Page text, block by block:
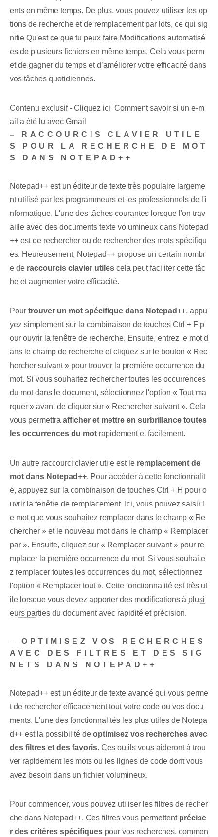
ents en même temps. De plus, vous pouvez utiliser les op
tions de recherche et de remplacement par lots, ce qui sig
nifie Qu'est ce que tu peux faire Modifications automatisé
es de plusieurs fichiers en même temps. Cela vous perm
et de gagner du temps et d’améliorer votre efficacité dans
vos tâches quotidiennes.
Contenu exclusif - Cliquez ici Comment savoir si un e-m
ail a été lu avec Gmail
– RACCOURCIS CLAVIER UTILE
S POUR LA RECHERCHE DE MOT
S DANS NOTEPAD++
Notepad++ est un éditeur de texte très populaire largeme
nt utilisé par les programmeurs et les professionnels de l'i
nformatique. L'une des tâches courantes lorsque l'on trav
aille avec des documents texte volumineux dans Notepad
++ est de rechercher ou de rechercher des mots spécifiqu
es. Heureusement, Notepad++ propose un certain nombr
e de raccourcis clavier utiles cela peut faciliter cette tâc
he et augmenter votre efficacité.
Pour trouver un mot spécifique dans Notepad++, appu
yez simplement sur la combinaison de touches Ctrl + F p
our ouvrir la fenêtre de recherche. Ensuite, entrez le mot d
ans le champ de recherche et cliquez sur le bouton « Rec
hercher suivant » pour trouver la première occurrence du
mot. Si vous souhaitez rechercher toutes les occurrences
du mot dans le document, sélectionnez l'option « Tout ma
rquer » avant de cliquer sur « Rechercher suivant ». Cela
vous permettra afficher et mettre en surbrillance toutes
les occurrences du mot rapidement et facilement.
Un autre raccourci clavier utile est le remplacement de
mot dans Notepad++. Pour accéder à cette fonctionnalit
é, appuyez sur la combinaison de touches Ctrl + H pour o
uvrir la fenêtre de remplacement. Ici, vous pouvez saisir l
e mot que vous souhaitez remplacer dans le champ « Re
chercher » et le nouveau mot dans le champ « Remplacer
par ». Ensuite, cliquez sur « Remplacer suivant » pour re
mplacer la première occurrence du mot. Si vous souhaite
z remplacer toutes les occurrences du mot, sélectionnez
l'option « Remplacer tout ». Cette fonctionnalité est très ut
ile lorsque vous devez apporter des modifications à plusi
eurs parties du document avec rapidité et précision.
– OPTIMISEZ VOS RECHERCHES
AVEC DES FILTRES ET DES SIG
NETS DANS NOTEPAD++
Notepad++ est un éditeur de texte avancé qui vous perme
t de rechercher efficacement tout votre code ou vos docu
ments. L'une des fonctionnalités les plus utiles de Notepa
d++ est la possibilité de optimisez vos recherches avec
des filtres et des favoris. Ces outils vous aideront à trou
ver rapidement les mots ou les lignes de code dont vous
avez besoin dans un fichier volumineux.
Pour commencer, vous pouvez utiliser les filtres de recher
che dans Notepad++. Ces filtres vous permettent précise
r des critères spécifiques pour vos recherches, commen